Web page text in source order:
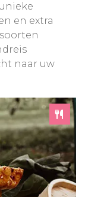
en extra
naar uw